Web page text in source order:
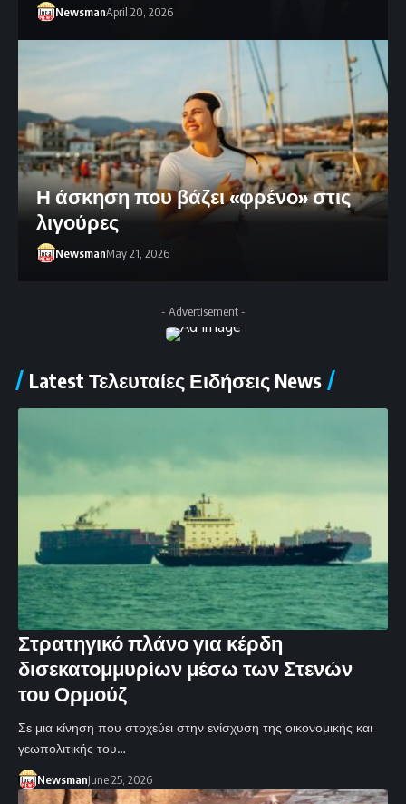
NewsmanApril 20, 2026
Η άσκηση που βάζει «φρένο» στις
λιγούρες
NewsmanMay 21, 2026
- Advertisement -
Latest Τελευταίες Ειδήσεις News
Στρατηγικό πλάνο για κέρδη
δισεκατομμυρίων μέσω των Στενών
του Ορμούζ
Σε μια κίνηση που στοχεύει στην ενίσχυση της οικονομικής και
γεωπολιτικής του…
NewsmanJune 25, 2026